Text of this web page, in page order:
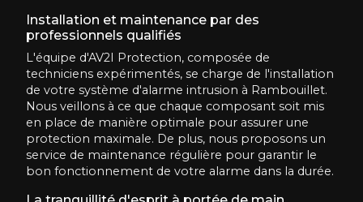
Installation et maintenance par des
professionnels qualifiés
L'équipe d'AV2I Protection, composée de
techniciens expérimentés, se charge de l'installation
de votre système d'alarme intrusion à Rambouillet.
Nous veillons à ce que chaque composant soit mis
en place de manière optimale pour assurer une
protection maximale. De plus, nous proposons un
service de maintenance régulière pour garantir le
bon fonctionnement de votre alarme dans la durée.